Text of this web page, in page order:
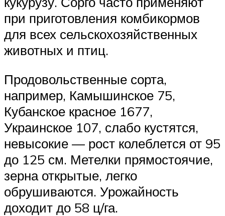
при приготовления комбикормов
для всех сельскохозяйственных
животных и птиц.
Продовольственные сорта,
например, Камышинское 75,
Кубанское красное 1677,
Украинское 107, слабо кустятся,
невысокие — рост колеблется от 95
до 125 см. Метелки прямостоячие,
зерна открытые, легко
обрушиваются. Урожайность
доходит до 58 ц/га.